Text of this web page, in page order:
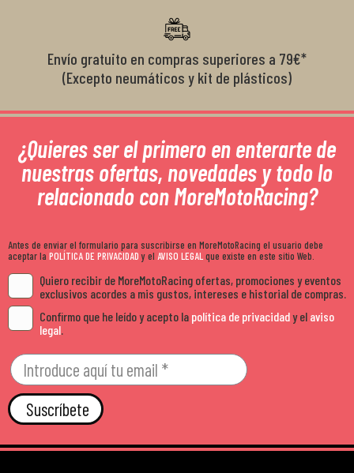
Envío gratuito en compras superiores a 79€*
(Excepto neumáticos y kit de plásticos)
¿Quieres ser el primero en enterarte de
nuestras ofertas, novedades y todo lo
relacionado con MoreMotoRacing?
Antes de enviar el formulario para suscribirse en MoreMotoRacing el usuario debe
aceptar la POLÍTICA DE PRIVACIDADy el AVISO LEGALque existe en este sitio Web.
Quiero recibir de MoreMotoRacing ofertas, promociones y eventos
exclusivos acordes a mis gustos, intereses e historial de compras.
Confirmo que he leído y acepto la política de privacidady el aviso
legal.
Suscríbete